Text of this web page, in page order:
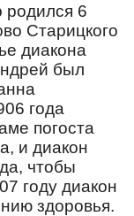
родился 6
Старицкого
диакона
был
года
погоста
и диакон
чтобы
году диакон
здоровья.